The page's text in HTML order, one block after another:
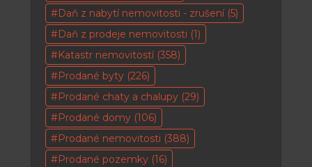
Daň z nabytí nemovitosti - zrušení(5)
Daň z prodeje nemovitosti (1)
Katastr nemovitostí(358)
Prodané byty (226)
Prodané chaty a chalupy (29)
Prodané domy (106)
Prodané nemovitosti (388)
Prodané pozemky (16)